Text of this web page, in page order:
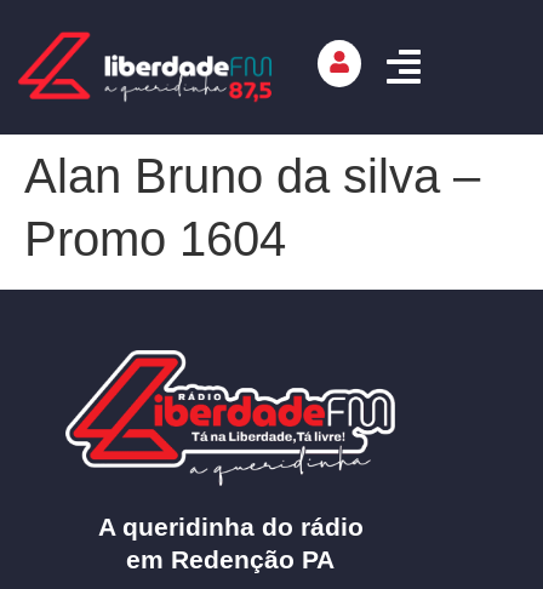
Alan Bruno da silva –
Promo 1604
A queridinha do rádio
em Redenção PA